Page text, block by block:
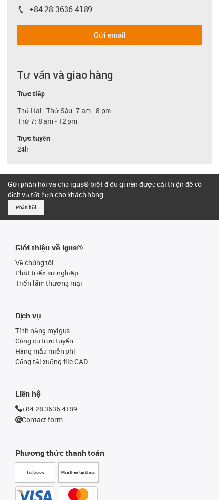
igus-icon-phone
+84 28 3636 4189
Gửi email
Tư vấn và giao hàng
Trực tiếp
Thứ Hai - Thứ Sáu: 7 am - 8 pm
Thứ 7: 8 am - 12 pm
Trực tuyến
24h
Gửi phản hồi và cho igus® biết điều gì nên được cải thiện để có
dịch vụ tốt hơn cho khách hàng.
Phản hồi
Giới thiệu về igus®
Về chúng tôi
Phát triển sự nghiệp
Triển lãm thương mại
Phương thức thanh toán
Trả trước Mua theo tài khoản
Dịch vụ
Tính năng myigus
Công cụ trực tuyến
Hàng mẫu miễn phí
Cổng tải xuống file CAD
Liên hệ
+84 28 3636 4189
Contact form